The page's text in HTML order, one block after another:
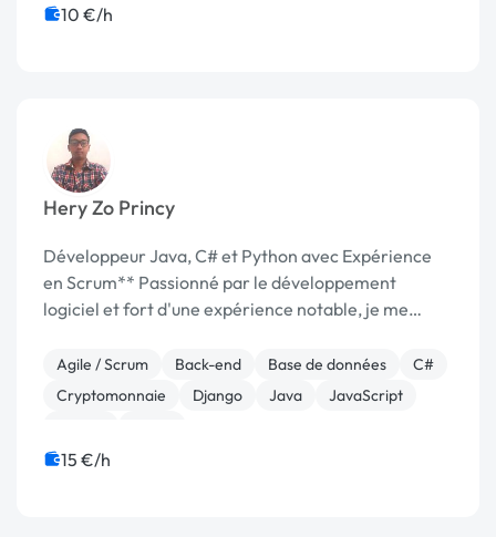
10 €/h
Hery Zo Princy
Développeur Java, C# et Python avec Expérience
en Scrum** Passionné par le développement
logiciel et fort d'une expérience notable, je me
pendant 6 mois sur deux projets majeurs sous le
framework...
Agile / Scrum Back-end Base de données
C#
Cryptomonnaie
Django Java
JavaScript
15 €/h